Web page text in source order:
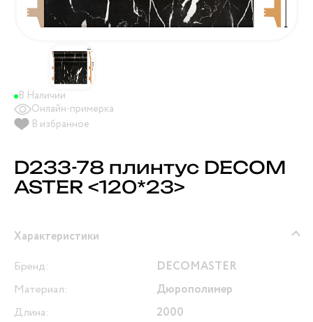
В Наличии
Онлайн-примерка
В избранное
D233-78 плинтус DECOM
ASTER <120*23>
Характеристики
Бренд:
DECOMASTER
Материал:
Дюрополимер
Длина:
2000